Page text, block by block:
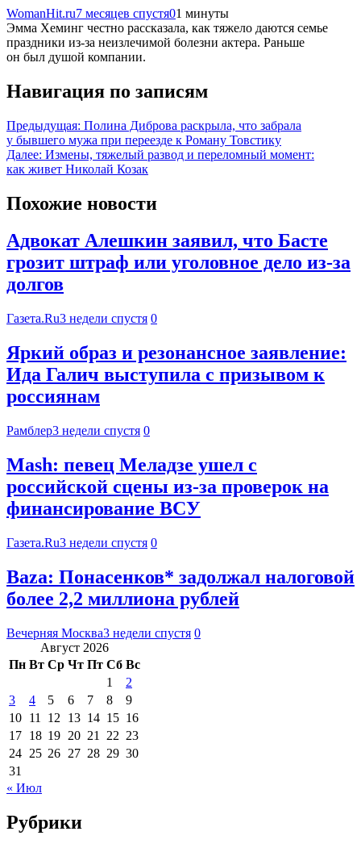
WomanHit.ru7 месяцев спустя01 минуты
Эмма Хеминг честно рассказала, как тяжело даются семье
праздники из-за неизлечимой болезни актера. Раньше
он был душой компании.
Навигация по записям
Предыдущая: Полина Диброва раскрыла, что забрала
у бывшего мужа при переезде к Роману Товстику
Далее: Измены, тяжелый развод и переломный момент:
как живет Николай Козак
Похожие новости
Адвокат Алешкин заявил, что Басте
грозит штраф или уголовное дело из-за
долгов
Газета.Ru3 недели спустя 0
Яркий образ и резонансное заявление:
Ида Галич выступила с призывом к
россиянам
Рамблер3 недели спустя 0
Mash: певец Меладзе ушел с
российской сцены из-за проверок на
финансирование ВСУ
Газета.Ru3 недели спустя 0
Baza: Понасенков* задолжал налоговой
более 2,2 миллиона рублей
Вечерняя Москва3 недели спустя 0
Август 2026
Пн Вт Ср Чт Пт Сб Вс
1
2
3
4 5 6 7 8
9
10 11 12 13 14 15 16
17 18 19 20 21 22 23
24 25 26 27 28 29 30
31
« Июл
Рубрики